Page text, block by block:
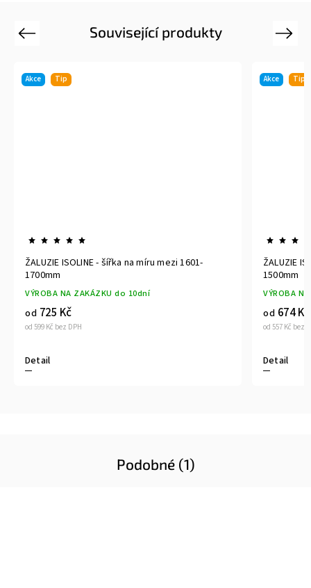
Související produkty
Previous
Akce Tip
ŽALUZIE ISOLINE - šířka na míru mezi 1601-
1700mm
VÝROBA NA ZAKÁZKU do 10dní
od 599 Kč bez DPH
od 725 Kč
Detail
Akce Tip
ŽALUZIE
1500mm
VÝROBA
od 557 Kč bez
od 674 Kč
Detail
Next
Podobné (1)